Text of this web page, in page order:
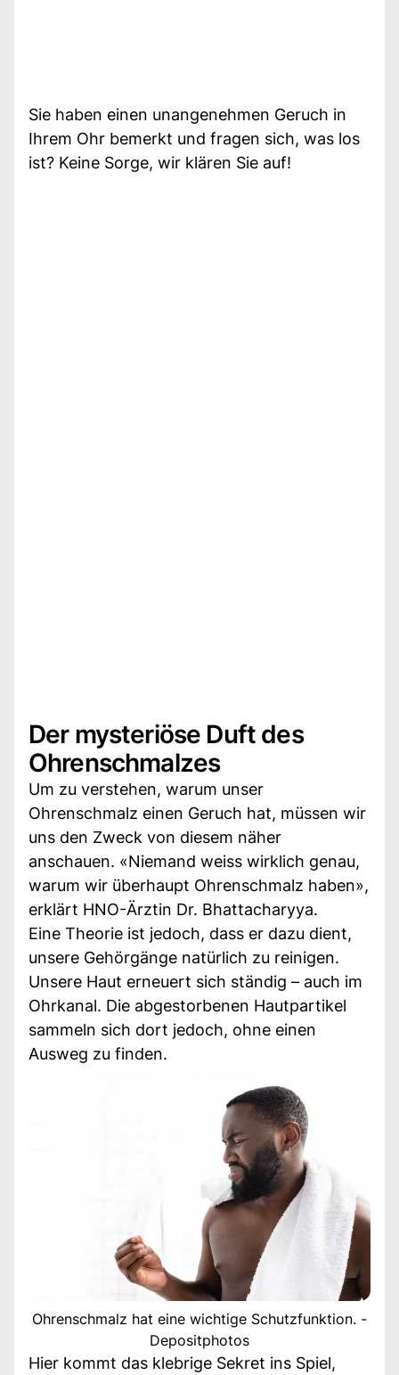
Sie haben einen unangenehmen Geruch in
Ihrem Ohr bemerkt und fragen sich, was los
ist? Keine Sorge, wir klären Sie auf!
Der mysteriöse Duft des
Ohrenschmalzes
Um zu verstehen, warum unser
Ohrenschmalz einen Geruch hat, müssen wir
uns den Zweck von diesem näher
anschauen. «Niemand weiss wirklich genau,
warum wir überhaupt Ohrenschmalz haben»,
erklärt HNO-Ärztin Dr. Bhattacharyya.
Eine Theorie ist jedoch, dass er dazu dient,
unsere Gehörgänge natürlich zu reinigen.
Unsere Haut erneuert sich ständig – auch im
Ohrkanal. Die abgestorbenen Hautpartikel
sammeln sich dort jedoch, ohne einen
Ausweg zu finden.
Ohrenschmalz hat eine wichtige Schutzfunktion. -
Depositphotos
Hier kommt das klebrige Sekret ins Spiel,